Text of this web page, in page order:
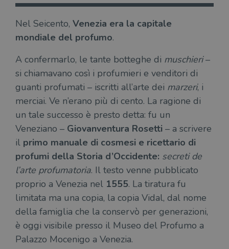
Nel Seicento, Venezia era la capitale
mondiale del profumo.
A confermarlo, le tante botteghe di muschieri–
si chiamavano così i profumieri e venditori di
guanti profumati – iscritti all’arte dei marzeri, i
merciai. Ve n’erano più di cento. La ragione di
un tale successo è presto detta: fu un
Veneziano – Giovanventura Rosetti – a scrivere
il primo manuale di cosmesi e ricettario di
profumi della Storia d’Occidente: secreti de
l’arte profumatoria. Il testo venne pubblicato
proprio a Venezia nel 1555. La tiratura fu
limitata ma una copia, la copia Vidal, dal nome
della famiglia che la conservò per generazioni,
è oggi visibile presso il Museo del Profumo a
Palazzo Mocenigo a Venezia.